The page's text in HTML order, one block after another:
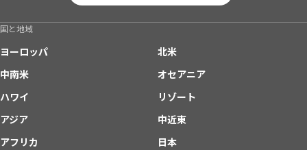
国と地域
ヨーロッパ
北米
中南米
オセアニア
ハワイ
リゾート
アジア
中近東
アフリカ
日本